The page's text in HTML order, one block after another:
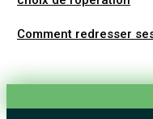
Comment redresser